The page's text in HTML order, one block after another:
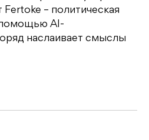
– политическая
помощью AI-
наслаивает смыслы